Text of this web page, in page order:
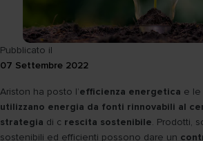
Pubblicato il
07 Settembre 2022
Ariston ha posto l’efficienza energetica e le
utilizzano energia da fonti rinnovabili al
strategia di c rescita sostenibile. Prodotti,
sostenibili ed efficienti possono dare un